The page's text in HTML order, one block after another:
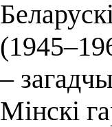
–
Мінскі